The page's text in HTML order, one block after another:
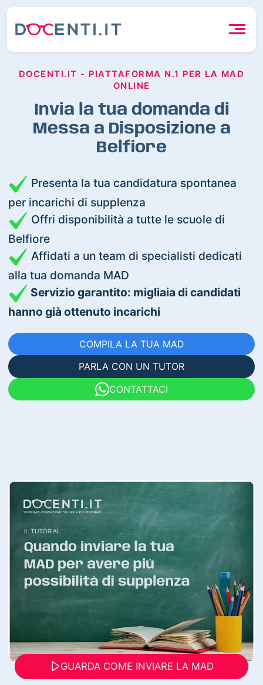
DOCENTI.IT - PIATTAFORMA N.1 PER LA MAD
ONLINE
Invia la tua domanda di
Messa a Disposizione a
Belfiore
Presenta la tua candidatura spontanea
per incarichi di supplenza
Offri disponibilità a tutte le scuole di
Belfiore
Affidati a un team di specialisti dedicati
alla tua domanda MAD
Servizio garantito: migliaia di candidati
hanno già ottenuto incarichi
COMPILA LA TUA MAD
PARLA CON UN TUTOR
CONTATTACI
GUARDA COME INVIARE LA MAD